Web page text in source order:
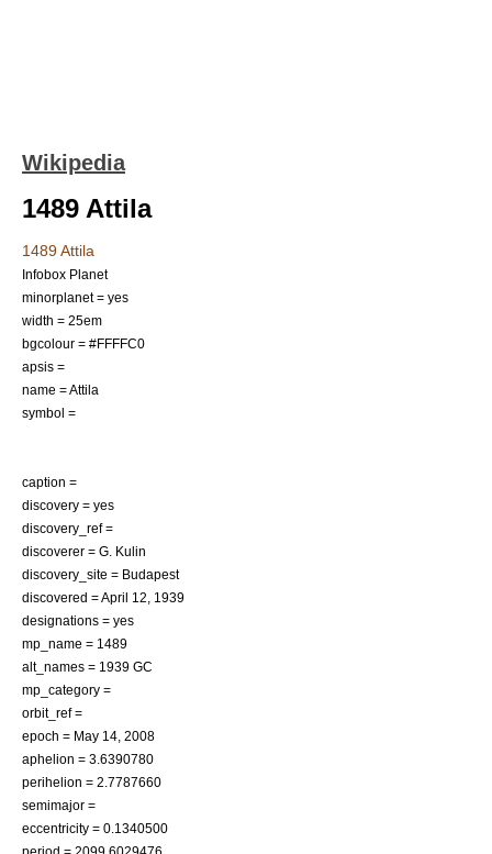
Wikipedia
1489 Attila
1489 Attila
Infobox Planet
minorplanet = yes
width = 25em
bgcolour = #FFFFC0
apsis =
name = Attila
symbol =
caption =
discovery = yes
discovery_ref =
discoverer = G. Kulin
discovery_site = Budapest
discovered =April 12
1939
designations = yes
mp_name = 1489
alt_names = 1939 GC
mp_category =
orbit_ref =
epoch = May 14 2008
aphelion = 3.6390780
perihelion = 2.7787660
semimajor =
eccentricity = 0.1340500